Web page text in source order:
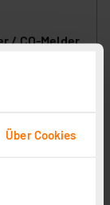
Über Cookies
/ CO-Melder
23,99 €